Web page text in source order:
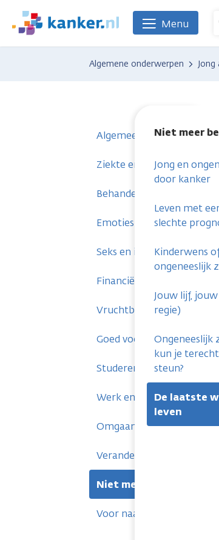
naar
We
zijn
Menu
Algemene onderwerpen Jong
Algemeen
Ziekte en klachten
Behandeling en zorg
Emoties en zingeving
Seks en intimiteit
Financiën en verzekeringen
Vruchtbaarheid en
Goed voor jezelf zorgen
Studeren en kanker
Werk en kanker
Omgaan met mensen om
Veranderingen aan je
Niet meer beter worden
Niet meer
Jong en
door kanker
Leven met
slechte
Kinderwens
ongeneeslijk
Jouw lijf,
regie)
Ongeneeslijk
kun je
steun?
De laatste
leven
Voor naasten